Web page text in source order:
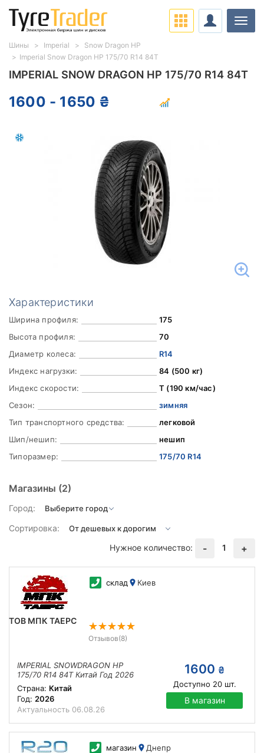
IMPERIAL SNOW DRAGON HP 175/70 R14 84T
1600 - 1650 ₴
Характеристики
Ширина профиля:
175
Высота профиля:
70
Диаметр колеса:
R14
Индекс нагрузки:
84 (500 кг)
Индекс скорости:
T (190 км/час)
Сезон:
зимняя
Тип транспортного средства:
легковой
Шип/нешип:
нешип
Типоразмер:
175/70 R14
Магазины (2)
Город:
Сортировка:
Нужное количество:
- 1 +
ТОВ МПК ТАЕРС
склад Киев
Отзывов(8)
IMPERIAL SNOWDRAGON HP
175/70 R14 84T Китай Год 2026
Страна: Китай
Год: 2026
Актуальность 06.08.26
1600 ₴
Доступно 20шт.
В магазин
магазин Днепр
Шины Imperial
Snow Dragon HP
Imperial Snow Dragon HP 175/70 R14 84T